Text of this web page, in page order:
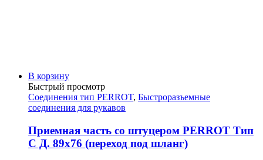
В корзину
Быстрый просмотр
Соединения тип PERROT, Быстроразъемные
соединения для рукавов
Приемная часть со штуцером PERROT Тип
C Д. 89х76 (переход под шланг)